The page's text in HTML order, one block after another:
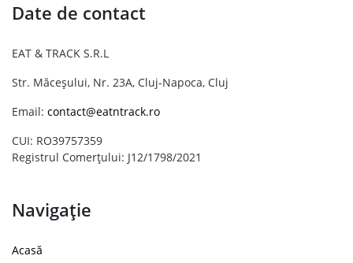
Date de contact
EAT & TRACK S.R.L
Str. Măceșului, Nr. 23A, Cluj-Napoca, Cluj
Email: contact@eatntrack.ro
CUI: RO39757359
Registrul Comerțului: J12/1798/2021
Navigație
Acasă